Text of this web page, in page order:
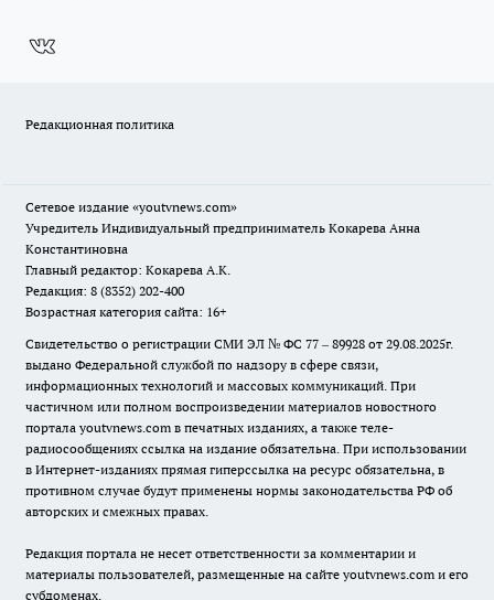
Редакционная политика
Сетевое издание «youtvnews.com»
Учредитель Индивидуальный предприниматель Кокарева Анна
Константиновна
Главный редактор: Кокарева А.К.
Редакция: 8 (8352) 202-400
Возрастная категория сайта: 16+
Свидетельство о регистрации СМИ ЭЛ № ФС 77 – 89928 от 29.08.2025г.
выдано Федеральной службой по надзору в сфере связи,
информационных технологий и массовых коммуникаций. При
частичном или полном воспроизведении материалов новостного
портала youtvnews.com в печатных изданиях, а также теле-
радиосообщениях ссылка на издание обязательна. При использовании
в Интернет-изданиях прямая гиперссылка на ресурс обязательна, в
противном случае будут применены нормы законодательства РФ об
авторских и смежных правах.
Редакция портала не несет ответственности за комментарии и
материалы пользователей, размещенные на сайте youtvnews.com и его
субдоменах.